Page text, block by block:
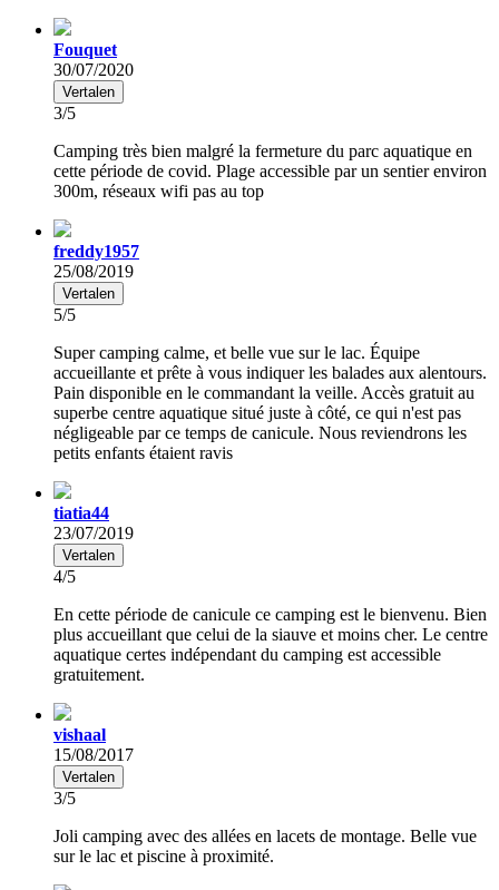
Fouquet
30/07/2020
Vertalen
3/5
Camping très bien malgré la fermeture du parc aquatique en
cette période de covid. Plage accessible par un sentier environ
300m, réseaux wifi pas au top
freddy1957
25/08/2019
Vertalen
5/5
Super camping calme, et belle vue sur le lac. Équipe
accueillante et prête à vous indiquer les balades aux alentours.
Pain disponible en le commandant la veille. Accès gratuit au
superbe centre aquatique situé juste à côté, ce qui n'est pas
négligeable par ce temps de canicule. Nous reviendrons les
petits enfants étaient ravis
tiatia44
23/07/2019
Vertalen
4/5
En cette période de canicule ce camping est le bienvenu. Bien
plus accueillant que celui de la siauve et moins cher. Le centre
aquatique certes indépendant du camping est accessible
gratuitement.
vishaal
15/08/2017
Vertalen
3/5
Joli camping avec des allées en lacets de montage. Belle vue
sur le lac et piscine à proximité.